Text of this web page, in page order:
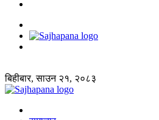
बिहीबार, साउन २१, २०८३